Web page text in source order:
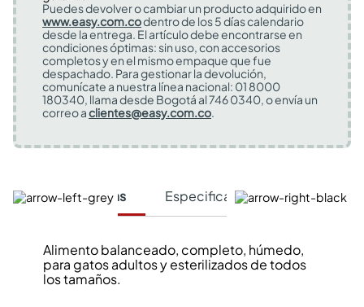
Puedes devolver o cambiar un producto adquirido en
www.easy.com.codentro de los 5 días calendario
desde la entrega. El artículo debe encontrarse en
condiciones óptimas: sin uso, con accesorios
completos y en el mismo empaque que fue
despachado. Para gestionar la devolución,
comunícate a nuestra línea nacional: 01 8000
180340, llama desde Bogotá al 746 0340, o envía un
correo aclientes@easy.com.co.
Características Especificaciones Técnicas
Alimento balanceado, completo, húmedo,
para gatos adultos y esterilizados de todos
los tamaños.